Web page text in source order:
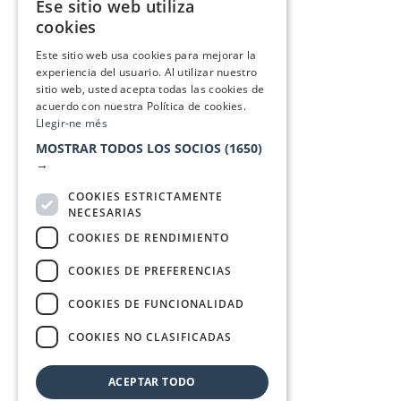
Ese sitio web utiliza
cookies
Este sitio web usa cookies para mejorar la
experiencia del usuario. Al utilizar nuestro
sitio web, usted acepta todas las cookies de
acuerdo con nuestra Política de cookies.
Llegir-ne més
MOSTRAR TODOS LOS SOCIOS (1650)
→
COOKIES ESTRICTAMENTE
NECESARIAS
COOKIES DE RENDIMIENTO
COOKIES DE PREFERENCIAS
COOKIES DE FUNCIONALIDAD
COOKIES NO CLASIFICADAS
ACEPTAR TODO